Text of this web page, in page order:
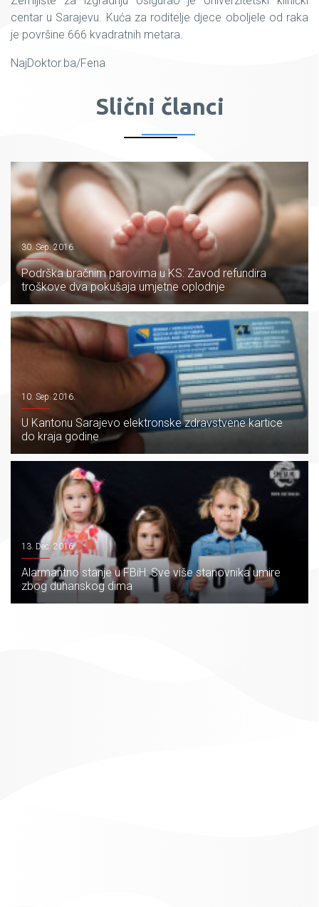
centar u Sarajevu. Kuća za roditelje djece oboljele od raka
je površine 666 kvadratnih metara.
NajDoktor.ba/Fena
Slični članci
30. Sep. 2016.
Podrška bračnim parovima u KS: Zavod refundira
troškove dva pokušaja umjetne oplodnje
10. Sep. 2016.
U Kantonu Sarajevo elektronske zdravstvene kartice
do kraja godine
13. Dec. 2016.
Alarmantno stanje u FBiH: Sve više stanovnika umire
zbog duhanskog dima